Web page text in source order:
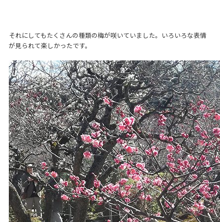
それにしてもたくさんの種類の梅が咲いていました。いろいろな表情
が見られて楽しかったです。